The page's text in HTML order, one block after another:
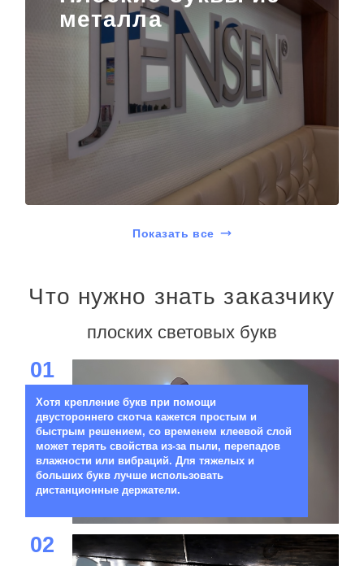
металла
Показать все
Что нужно знать заказчику
плоских световых букв
01
Хотя крепление букв при помощи
двустороннего скотча кажется простым и
быстрым решением, со временем клеевой слой
может терять свойства из-за пыли, перепадов
влажности или вибраций. Для тяжелых и
больших букв лучше использовать
дистанционные держатели.
02